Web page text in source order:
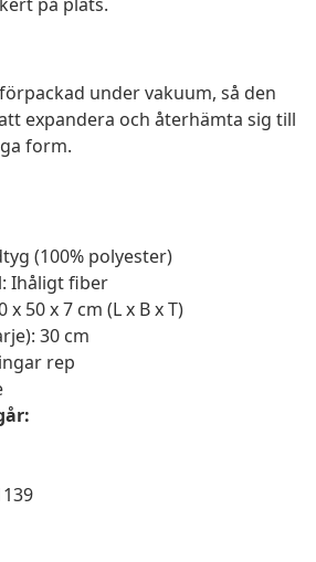
under vakuum, så den
expandera och återhämta sig till
form.
(100% polyester)
Ihåligt fiber
50 x 7 cm (L x B x T)
30 cm
rep